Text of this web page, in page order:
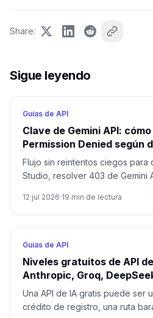
Share:
Sigue leyendo
Guías de API
Clave de Gemini API:
Permission Denied según
Flujo sin reintentos ciegos para
Studio, resolver 403 de Gemini
secreto.
12 jul 2026·19 min de lectura
Guías de API
Niveles gratuitos de API
Anthropic, Groq,
imágenes
Una API de IA gratis puede ser
crédito de registro, una ruta